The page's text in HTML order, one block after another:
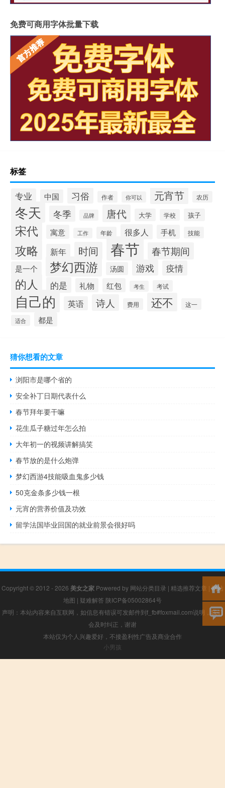
免费可商用字体批量下载
标签
专业 中国 习俗 作者 你可以 元宵节 农历
冬天 冬季 品牌 唐代 大学 学校 孩子
宋代 寓意 工作 年龄 很多人 手机 技能
攻略 新年 时间 春节 春节期间
是一个 梦幻西游 汤圆 游戏 疫情
的人 的是 礼物 红包 考生 考试
自己的 英语 诗人 费用 还不 这一
适合 都是
猜你想看的文章
浏阳市是哪个省的
安全补丁日期代表什么
春节拜年要干嘛
花生瓜子糖过年怎么拍
大年初一的视频讲解搞笑
春节放的是什么炮弹
梦幻西游4技能吸血鬼多少钱
50克金条多少钱一根
元宵的营养价值及功效
留学法国毕业回国的就业前景会很好吗
Copyright © 2012 - 2026 美女之家 Powered by 网站分类目录 | 精选推荐文章 |网站
地图 | 疑难解答 陕ICP备05002864号
声明：本站内容来自互联网，如信息有错误可发邮件到f_fb#foxmail.com说明，我们
会及时纠正，谢谢
本站仅为个人兴趣爱好，不接盈利性广告及商业合作
小男孩